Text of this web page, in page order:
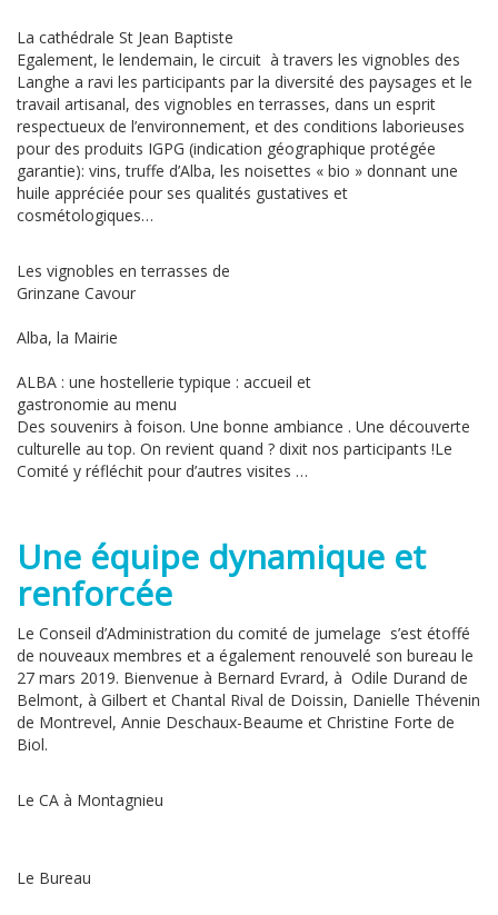
La cathédrale St Jean Baptiste
Egalement, le lendemain, le circuit à travers les vignobles des
Langhe a ravi les participants par la diversité des paysages et le
travail artisanal, des vignobles en terrasses, dans un esprit
respectueux de l’environnement, et des conditions laborieuses
pour des produits IGPG (indication géographique protégée
garantie): vins, truffe d’Alba, les noisettes « bio » donnant une
huile appréciée pour ses qualités gustatives et
cosmétologiques…
Les vignobles en terrasses de
Grinzane Cavour
Alba, la Mairie
ALBA : une hostellerie typique : accueil et
gastronomie au menu
Des souvenirs à foison. Une bonne ambiance . Une découverte
culturelle au top. On revient quand ? dixit nos participants !Le
Comité y réfléchit pour d’autres visites …
Une équipe dynamique et
renforcée
Le Conseil d’Administration du comité de jumelage s’est étoffé
de nouveaux membres et a également renouvelé son bureau le
27 mars 2019. Bienvenue à Bernard Evrard, à Odile Durand de
Belmont, à Gilbert et Chantal Rival de Doissin, Danielle Thévenin
de Montrevel, Annie Deschaux-Beaume et Christine Forte de
Biol.
Le CA à Montagnieu
Le Bureau